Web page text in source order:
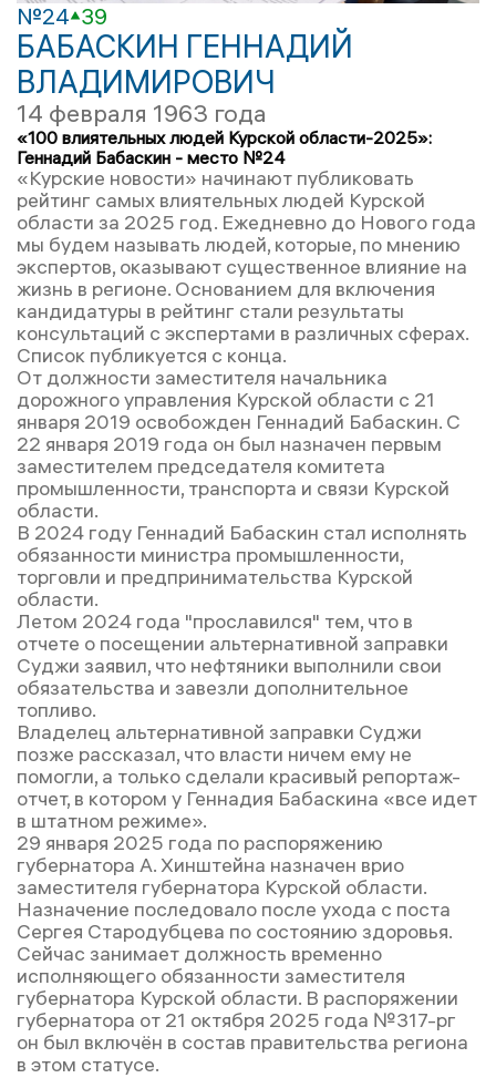
№24 39
БАБАСКИН ГЕННАДИЙ
ВЛАДИМИРОВИЧ
14 февраля 1963 года
«100 влиятельных людей Курской области-2025»:
Геннадий Бабаскин - место №24
«Курские новости» начинают публиковать
рейтинг самых влиятельных людей Курской
области за 2025 год. Ежедневно до Нового года
мы будем называть людей, которые, по мнению
экспертов, оказывают существенное влияние на
жизнь в регионе. Основанием для включения
кандидатуры в рейтинг стали результаты
консультаций с экспертами в различных сферах.
Список публикуется с конца.
От должности заместителя начальника
дорожного управления Курской области с 21
января 2019 освобожден Геннадий Бабаскин. С
22 января 2019 года он был назначен первым
заместителем председателя комитета
промышленности, транспорта и связи Курской
области.
В 2024 году Геннадий Бабаскин стал исполнять
обязанности министра промышленности,
торговли и предпринимательства Курской
области.
Летом 2024 года "прославился" тем, что в
отчете о посещении альтернативной заправки
Суджи заявил, что нефтяники выполнили свои
обязательства и завезли дополнительное
топливо.
Владелец альтернативной заправки Суджи
позже рассказал, что власти ничем ему не
помогли, а только сделали красивый репортаж-
отчет, в котором у Геннадия Бабаскина «все идет
в штатном режиме».
29 января 2025 года по распоряжению
губернатора А. Хинштейна назначен врио
заместителя губернатора Курской области.
Назначение последовало после ухода с поста
Сергея Стародубцева по состоянию здоровья.
Сейчас занимает должность временно
исполняющего обязанности заместителя
губернатора Курской области. В распоряжении
губернатора от 21 октября 2025 года №317-рг
он был включён в состав правительства региона
в этом статусе.